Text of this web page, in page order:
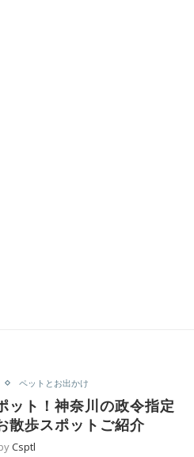
ペットとお出かけ
ット！神奈川の政令指定
散歩スポットご紹介
Csptl